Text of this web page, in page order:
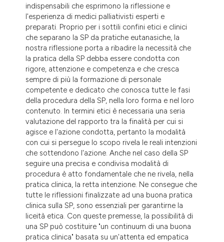
indispensabili che esprimono la riflessione e
l'esperienza di medici palliativisti esperti e
preparati. Proprio per i sottili confini etici e clinici
che separano la SP da pratiche eutanasiche, la
nostra riflessione porta a ribadire la necessità che
la pratica della SP debba essere condotta con
rigore, attenzione e competenza e che cresca
sempre di più la formazione di personale
competente e dedicato che conosca tutte le fasi
della procedura della SP, nella loro forma e nel loro
contenuto. In termini etici è necessaria una seria
valutazione del rapporto tra la finalità per cui si
agisce e l'azione condotta, pertanto la modalità
con cui si persegue lo scopo rivela le reali intenzioni
che sottendono l'azione. Anche nel caso della SP
seguire una precisa e condivisa modalità di
procedura è atto fondamentale che ne rivela, nella
pratica clinica, la retta intenzione. Ne consegue che
tutte le riflessioni finalizzate ad una buona pratica
clinica sulla SP, sono essenziali per garantirne la
liceità etica. Con queste premesse, la possibilità di
una SP può costituire "un continuum di una buona
pratica clinica" basata su un'attenta ed empatica